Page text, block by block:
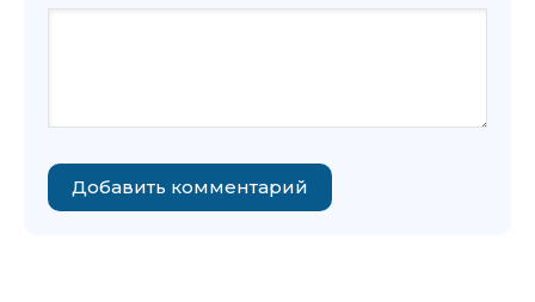
Добавить комментарий